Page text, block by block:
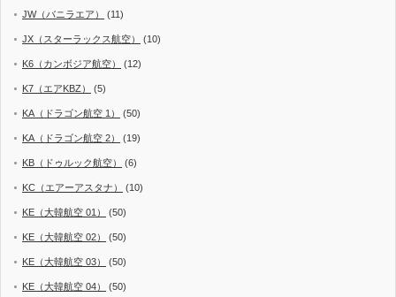
JW（バニラエア） (11)
JX（スターラックス航空） (10)
K6（カンボジア航空） (12)
K7（エアKBZ） (5)
KA（ドラゴン航空 1） (50)
KA（ドラゴン航空 2） (19)
KB（ドゥルック航空） (6)
KC（エアーアスタナ） (10)
KE（大韓航空 01） (50)
KE（大韓航空 02） (50)
KE（大韓航空 03） (50)
KE（大韓航空 04） (50)